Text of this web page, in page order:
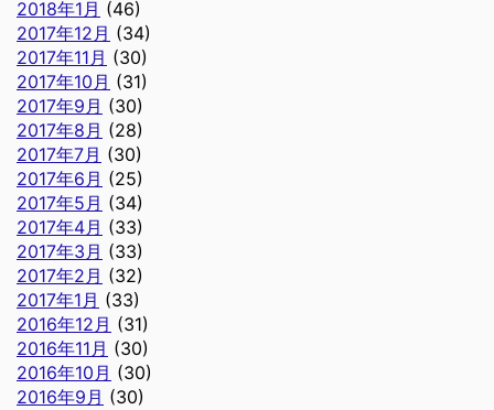
2018年1月 (46)
2017年12月 (34)
2017年11月 (30)
2017年10月 (31)
2017年9月 (30)
2017年8月 (28)
2017年7月 (30)
2017年6月 (25)
2017年5月 (34)
2017年4月 (33)
2017年3月 (33)
2017年2月 (32)
2017年1月 (33)
2016年12月 (31)
2016年11月 (30)
2016年10月 (30)
2016年9月 (30)